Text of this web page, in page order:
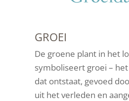
GROEI
De groene plant in het
symboliseert groei –
dat ontstaat, gevoed
uit het verleden en